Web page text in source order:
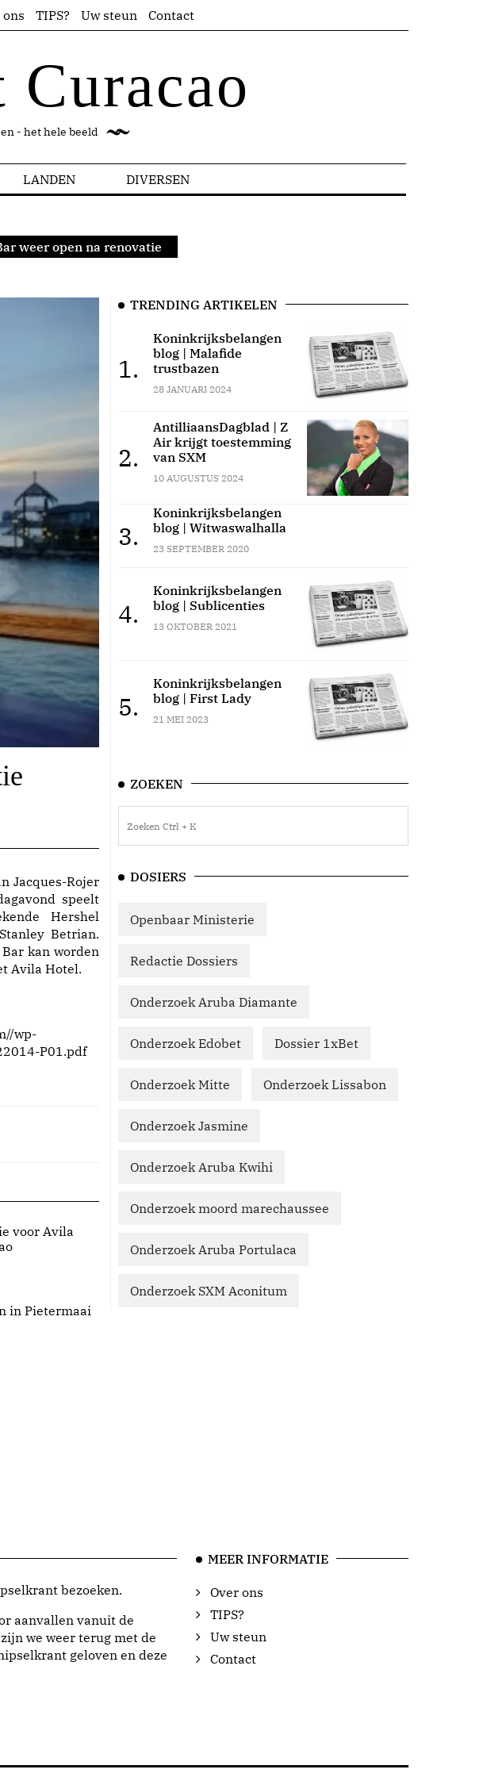
ons TIPS? Uw steun Contact
- het hele beeld
LANDEN DIVERSEN
weer open na renovatie
Jacques-Rojer
speelt
Hershel
Betrian.
kan worden
Avila Hotel.
wp-
P01.pdf
voor Avila
in Pietermaai
TRENDING ARTIKELEN
1.
Koninkrijksbelangen
blog | Malafide
trustbazen
28 JANUARI 2024
2.
AntilliaansDagblad | Z
Air krijgt toestemming
van SXM
10 AUGUSTUS 2024
3.
Koninkrijksbelangen
blog | Witwaswalhalla
23 SEPTEMBER 2020
4.
Koninkrijksbelangen
blog | Sublicenties
13 OKTOBER 2021
5.
Koninkrijksbelangen
blog | First Lady
21 MEI 2023
ZOEKEN
DOSIERS
Openbaar Ministerie
Redactie Dossiers
Onderzoek Aruba Diamante
Onderzoek Edobet Dossier 1xBet
Onderzoek Mitte Onderzoek Lissabon
Onderzoek Jasmine
Onderzoek Aruba Kwihi
Onderzoek moord marechaussee
Onderzoek Aruba Portulaca
Onderzoek SXM Aconitum
bezoeken.
aanvallen vanuit de
we weer terug met de
geloven en deze
MEER INFORMATIE
Over ons
TIPS?
Uw steun
Contact